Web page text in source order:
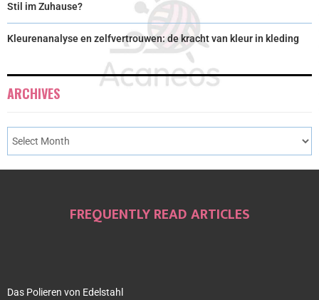
Stil im Zuhause?
Kleurenanalyse en zelfvertrouwen: de kracht van kleur in kleding
ARCHIVES
FREQUENTLY READ ARTICLES
Das Polieren von Edelstahl